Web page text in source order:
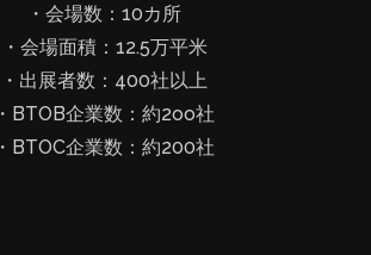
・会場数：10カ所
・会場面積：12.5万平米
・出展者数：400社以上
・BTOB企業数：約2oo社
・BTOC企業数：約200社